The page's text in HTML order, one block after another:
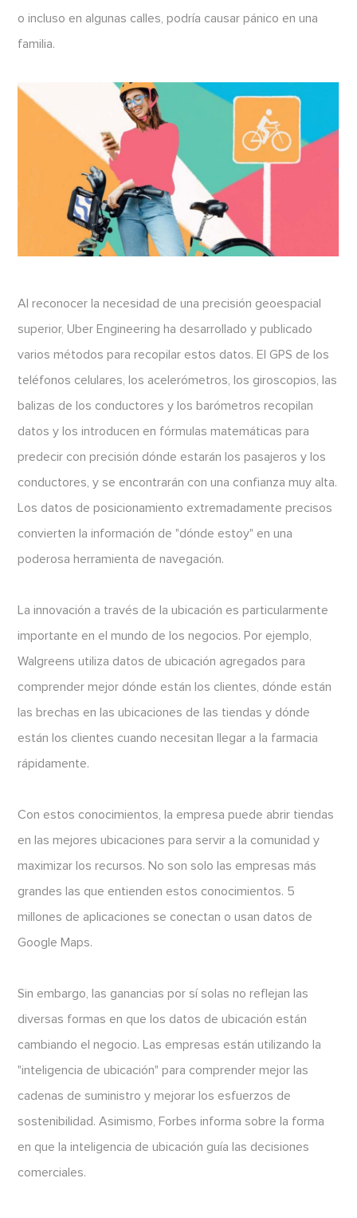
o incluso en algunas calles, podría causar pánico en una
familia.
Al reconocer la necesidad de una precisión geoespacial
superior, Uber Engineering ha desarrollado y publicado
varios métodos para recopilar estos datos. El GPS de los
teléfonos celulares, los acelerómetros, los giroscopios, las
balizas de los conductores y los barómetros recopilan
datos y los introducen en fórmulas matemáticas para
predecir con precisión dónde estarán los pasajeros y los
conductores, y se encontrarán con una confianza muy alta.
Los datos de posicionamiento extremadamente precisos
convierten la información de "dónde estoy" en una
poderosa herramienta de navegación.
La innovación a través de la ubicación es particularmente
importante en el mundo de los negocios. Por ejemplo,
Walgreens utiliza datos de ubicación agregados para
comprender mejor dónde están los clientes, dónde están
las brechas en las ubicaciones de las tiendas y dónde
están los clientes cuando necesitan llegar a la farmacia
rápidamente.
Con estos conocimientos, la empresa puede abrir tiendas
en las mejores ubicaciones para servir a la comunidad y
maximizar los recursos. No son solo las empresas más
grandes las que entienden estos conocimientos. 5
millones de aplicaciones se conectan o usan datos de
Google Maps.
Sin embargo, las ganancias por sí solas no reflejan las
diversas formas en que los datos de ubicación están
cambiando el negocio. Las empresas están utilizando la
"inteligencia de ubicación" para comprender mejor las
cadenas de suministro y mejorar los esfuerzos de
sostenibilidad. Asimismo, Forbes informa sobre la forma
en que la inteligencia de ubicación guía las decisiones
comerciales.